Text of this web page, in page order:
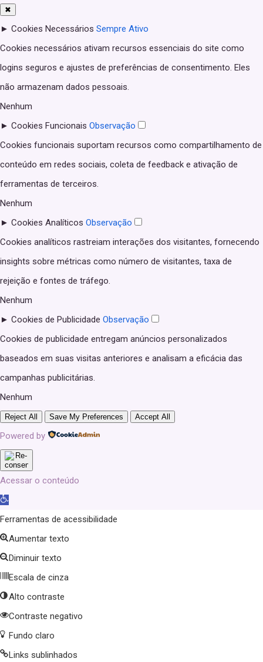
✖
► Cookies Necessários Sempre Ativo
Cookies necessários ativam recursos essenciais do site como
logins seguros e ajustes de preferências de consentimento. Eles
não armazenam dados pessoais.
Nenhum
► Cookies Funcionais Observação
Cookies funcionais suportam recursos como compartilhamento de
conteúdo em redes sociais, coleta de feedback e ativação de
ferramentas de terceiros.
Nenhum
► Cookies Analíticos Observação
Cookies analíticos rastreiam interações dos visitantes, fornecendo
insights sobre métricas como número de visitantes, taxa de
rejeição e fontes de tráfego.
Nenhum
► Cookies de Publicidade Observação
Cookies de publicidade entregam anúncios personalizados
baseados em suas visitas anteriores e analisam a eficácia das
campanhas publicitárias.
Nenhum
Reject All Save My Preferences Accept All
Powered by
Acessar o conteúdo
Abrir
a
barra
de
ferramentas
Ferramentas de acessibilidade
Aumentar texto
Diminuir texto
Escala de cinza
Alto contraste
Contraste negativo
Fundo claro
Links sublinhados